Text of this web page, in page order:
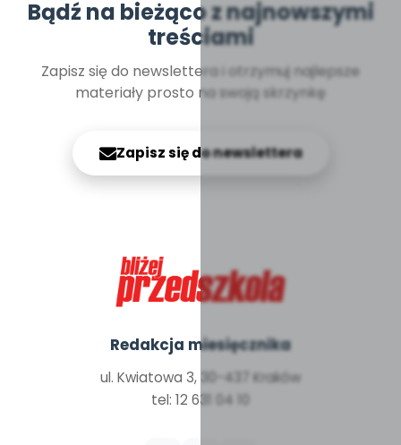
Bądź na bieżąco z najnowszymi
treściami
Zapisz się do newslettera i otrzymuj najlepsze
materiały prosto na swoją skrzynkę
Zapisz się do newslettera
Redakcja miesięcznika
ul. Kwiatowa 3, 30-437 Kraków
tel: 12 631 04 10